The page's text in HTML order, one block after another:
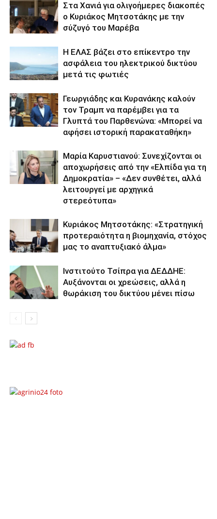
Στα Χανιά για ολιγοήμερες διακοπές
ο Κυριάκος Μητσοτάκης με την
σύζυγό του Μαρέβα
Η ΕΛΑΣ βάζει στο επίκεντρο την
ασφάλεια του ηλεκτρικού δικτύου
μετά τις φωτιές
Γεωργιάδης και Κυρανάκης καλούν
τον Τραμπ να παρέμβει για τα
Γλυπτά του Παρθενώνα: «Μπορεί να
αφήσει ιστορική παρακαταθήκη»
Μαρία Καρυστιανού: Συνεχίζονται οι
αποχωρήσεις από την «Ελπίδα για τη
Δημοκρατία» – «Δεν συνθέτει, αλλά
λειτουργεί με αρχηγικά
στερεότυπα»
Κυριάκος Μητσοτάκης: «Στρατηγική
προτεραιότητα η βιομηχανία, στόχος
μας το αναπτυξιακό άλμα»
Ινστιτούτο Τσίπρα για ΔΕΔΔΗΕ:
Αυξάνονται οι χρεώσεις, αλλά η
θωράκιση του δικτύου μένει πίσω